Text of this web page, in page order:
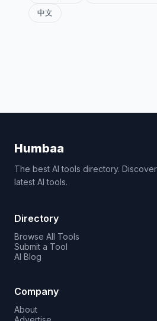
中文
Humbaa
The best AI tools directory.
latest AI tools.
Directory
Browse All Tools
Submit a Tool
AI Blog
Company
About